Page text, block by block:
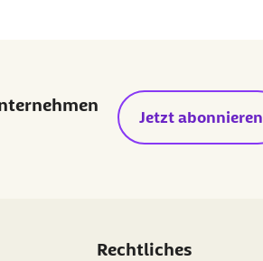
Jetzt abonnieren
Rechtliches